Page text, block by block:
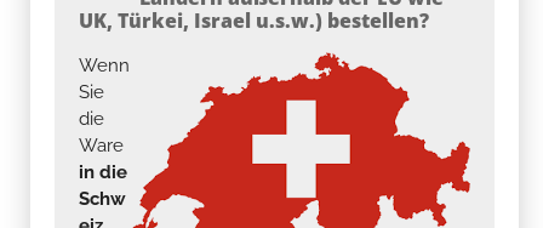
UK, Türkei, Israel u.s.w.) bestellen?
Wenn
Sie
die
Ware
in die
Schw